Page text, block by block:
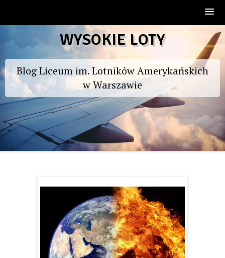
to
WYSOKIE LOTY
Blog Liceum im. Lotników Amerykańskich
w Warszawie